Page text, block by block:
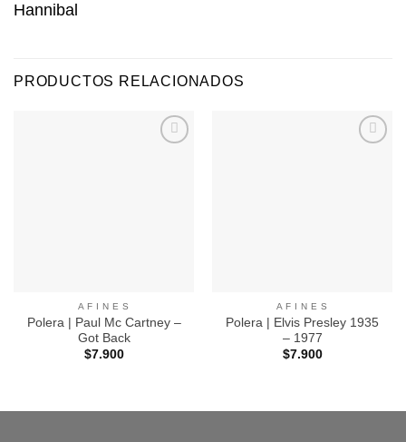
Hannibal
PRODUCTOS RELACIONADOS
A F I N E S
Polera | Paul Mc Cartney –
Got Back
$7.900
A F I N E S
Polera | Elvis Presley 1935
– 1977
$7.900